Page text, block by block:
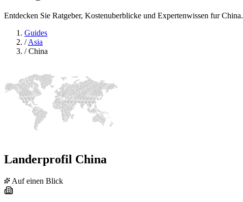
Entdecken Sie Ratgeber, Kostenuberblicke und Expertenwissen fur China.
Guides
/Asia
/China
Landerprofil China
Auf einen Blick